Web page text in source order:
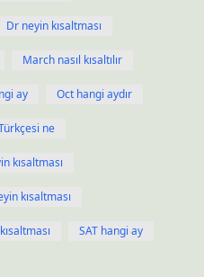
Dr neyin kısaltması
March nasıl kısaltılır
ay Oct hangi aydır
ne
kısaltması
kısaltması
SAT hangi ay